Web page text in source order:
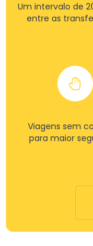
Um intervalo de
entre as
Viagens sem
para maior